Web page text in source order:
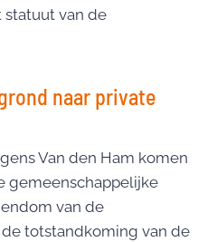
van de
naar private
Van den Ham komen
gemeenschappelijke
van de
totstandkoming van de